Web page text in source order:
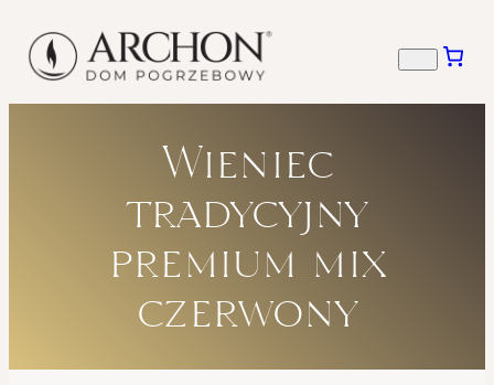
Wieniec
tradycyjny
premium mix
czerwony